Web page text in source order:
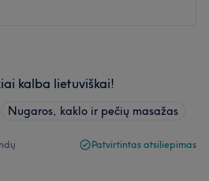
kalba lietuviškai!
Nugaros, kaklo ir pečių masažas
Patvirtintas atsiliepimas